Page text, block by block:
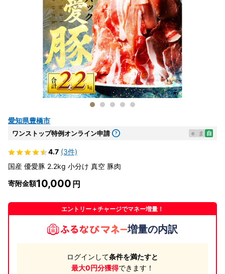
愛知県豊橋市
ワンストップ特例オンライン申請 e ま 自
4.7 (3件)
国産 優愛豚 2.2kg 小分け 真空 豚肉
寄附金額10,000
エントリー＋チャージでマネー増量！
増量の内訳
ログインして条件を満たすと
最大0円分獲得できます！